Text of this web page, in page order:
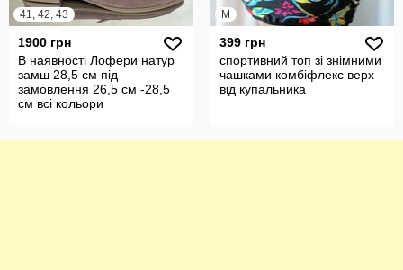
41, 42, 43
1900 грн
В наявності Лофери натур
замш 28,5 см під
замовлення 26,5 см -28,5
см всі кольори
M
399 грн
спортивний топ зі знімними
чашками комбіфлекс верх
від купальника